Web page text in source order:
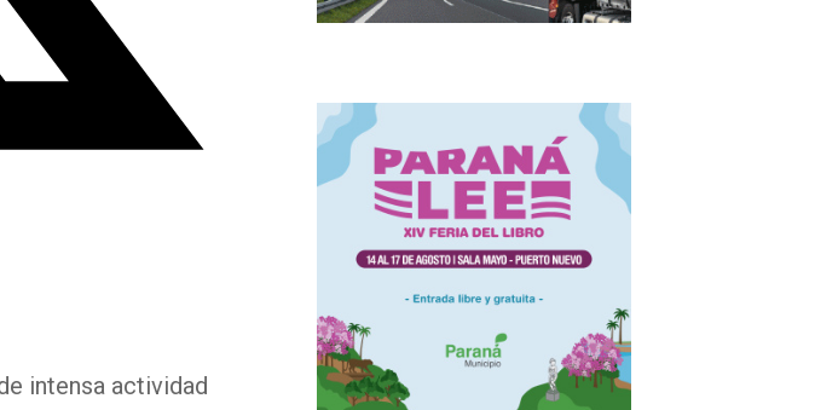
intensa actividad